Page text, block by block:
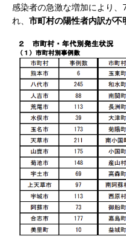
感染者の急激な増加により
れ、 市町村の陽性者内訳が不